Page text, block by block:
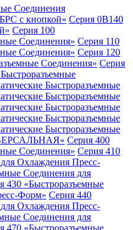
Соединения
с кнопкой» Серия 0B140
Серия 100
Соединения» Серия 110
Соединения» Серия 120
Соединения» Серия
Быстроразъемные
Быстроразъемные
Быстроразъемные
Быстроразъемные
Быстроразъемные
Серия 400
Соединения» Серия 410
Охлаждения Пресс-
Соединения для
430 «Быстроразъемные
Форм» Серия 440
Охлаждения Пресс-
Соединения для
470 «Быстроразъемные